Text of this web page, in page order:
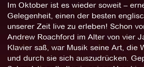
Im Oktober ist es wieder soweit –
Gelegenheit, einen der besten
unserer Zeit live zu erleben! Schon
Andrew Roachford im Alter von vier
Klavier saß, war Musik seine Art, die
und durch sie sich auszudrücken.